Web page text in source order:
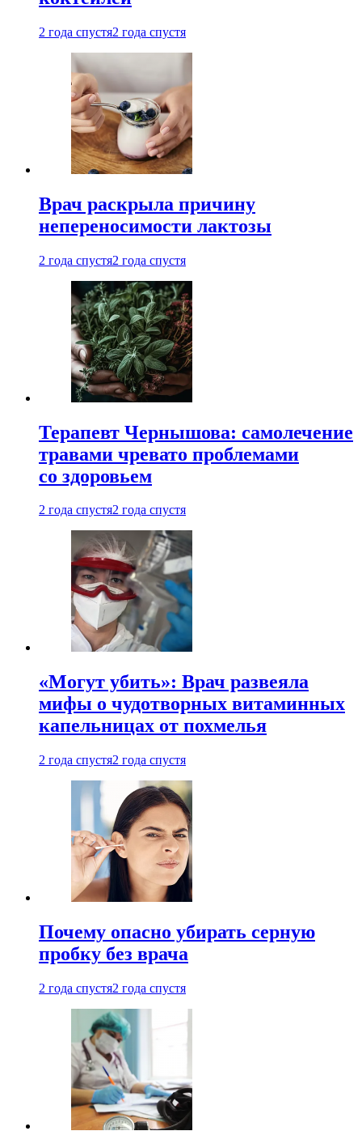
2 года спустя2 года спустя
Врач раскрыла причину
непереносимости лактозы
2 года спустя2 года спустя
Терапевт Чернышова: самолечение
травами чревато проблемами
со здоровьем
2 года спустя2 года спустя
«Могут убить»: Врач развеяла
мифы о чудотворных витаминных
капельницах от похмелья
2 года спустя2 года спустя
Почему опасно убирать серную
пробку без врача
2 года спустя2 года спустя